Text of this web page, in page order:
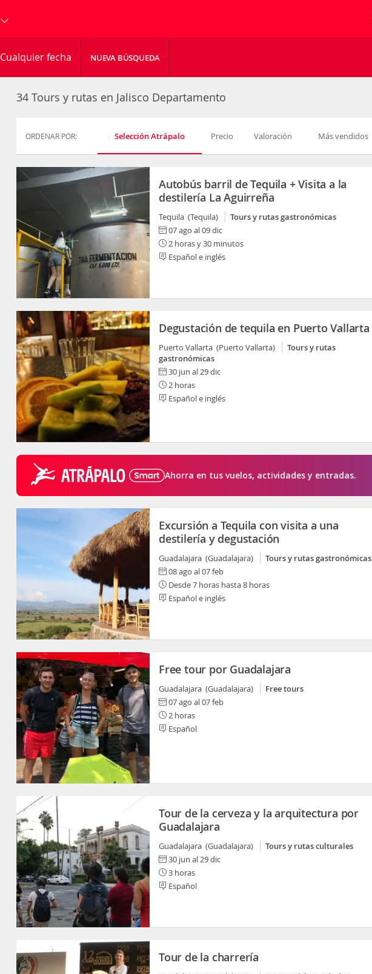
Cualquier fecha NUEVA BÚSQUEDA
34 Tours y rutas en Jalisco Departamento
ORDENAR POR: Selección Atrápalo Precio Valoración Más vendidos
Autobús barril de Tequila + Visita a la
destilería La Aguirreña
Tequila (Tequila)
Tours y rutas gastronómicas
07 ago al 09 dic
2 horas y 30 minutos
Español e inglés
Degustación de tequila en Puerto Vallarta
Puerto Vallarta (Puerto Vallarta)
Tours y rutas
gastronómicas
30 jun al 29 dic
2 horas
Español e inglés
Ahorra en tus vuelos, actividades y entradas.
Excursión a Tequila con visita a una
destilería y degustación
Guadalajara (Guadalajara)
Tours y rutas gastronómicas
08 ago al 07 feb
Desde 7 horas hasta 8 horas
Español e inglés
Free tour por Guadalajara
Guadalajara (Guadalajara)
Free tours
07 ago al 07 feb
2 horas
Español
Tour de la cerveza y la arquitectura por
Guadalajara
Guadalajara (Guadalajara)
Tours y rutas culturales
30 jun al 29 dic
3 horas
Español
Tour de la charrería